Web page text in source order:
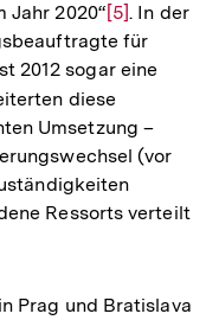
Jahr 2020“Zur
Auflösung
der
Fußnote
[5]. In der
für
2012 sogar eine
diese
Umsetzung –
(vor
Ressorts verteilt
Prag und Bratislava